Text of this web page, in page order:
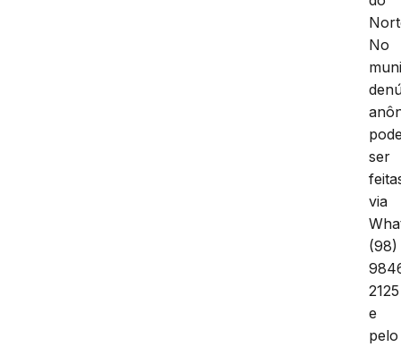
No
ser
via
(98)
2125
e
pelo